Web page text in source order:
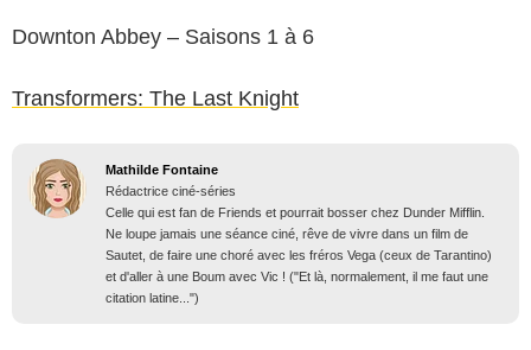
Downton Abbey – Saisons 1 à 6
Transformers: The Last Knight
Mathilde Fontaine
Rédactrice ciné-séries
Celle qui est fan de Friends et pourrait bosser chez Dunder Mifflin.
Ne loupe jamais une séance ciné, rêve de vivre dans un film de
Sautet, de faire une choré avec les fréros Vega (ceux de Tarantino)
et d'aller à une Boum avec Vic ! ("Et là, normalement, il me faut une
citation latine...")